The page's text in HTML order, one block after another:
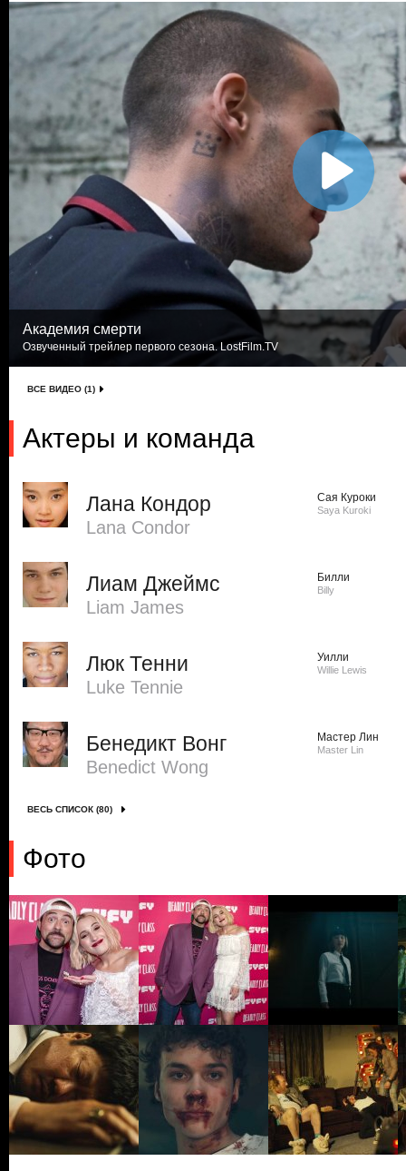
Академия смерти
Озвученный трейлер первого сезона. LostFilm.TV
ВСЕ ВИДЕО (1)
Актеры и команда
Лана Кондор
Lana Condor
Сая Куроки
Saya Kuroki
Лиам Джеймс
Liam James
Билли
Billy
Люк Тенни
Luke Tennie
Уилли
Willie Lewis
Бенедикт Вонг
Benedict Wong
Мастер Лин
Master Lin
ВЕСЬ СПИСОК (80)
Фото